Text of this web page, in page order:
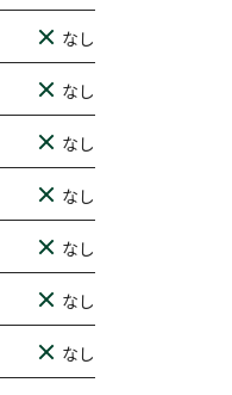
なし
なし
なし
なし
なし
なし
なし